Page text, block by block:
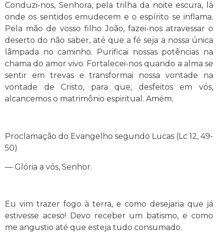
Conduzi-nos, Senhora, pela trilha da noite escura, lá
onde os sentidos emudecem e o espírito se inflama.
Pela mão de vosso filho João, fazei-nos atravessar o
deserto do não saber, até que a fé seja a nossa única
lâmpada no caminho. Purificai nossas potências na
chama do amor vivo. Fortalecei-nos quando a alma se
sentir em trevas e transformai nossa vontade na
vontade de Cristo, para que, desfeitos em vós,
alcancemos o matrimônio espiritual. Amém.
Proclamação do Evangelho segundo Lucas (Lc 12, 49-
50)
— Glória a vós, Senhor.
Eu vim trazer fogo à terra, e como desejaria que já
estivesse aceso! Devo receber um batismo, e como
me angustio até que esteja tudo consumado.